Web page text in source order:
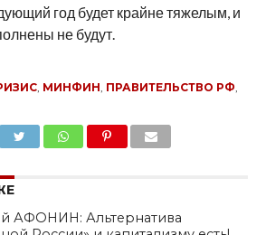
год будет крайне тяжелым, и
не будут.
, МИНФИН ПРАВИТЕЛЬСТВО РФ
АФОНИН: Альтернатива